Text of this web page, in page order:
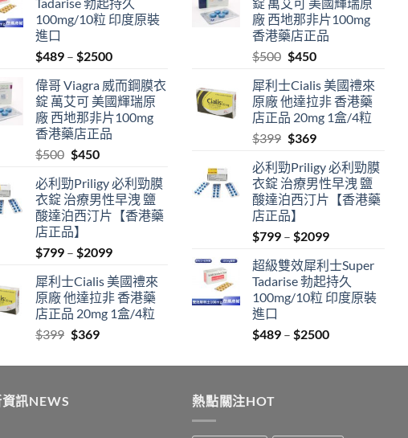
100mg/10粒 印度原裝
進口
$489 – $2500Price
$489
through
$2500
偉哥 Viagra 威而鋼膜衣
錠 萬艾可 美國輝瑞原
廠 西地那非片100mg
香港藥店正品
$500 Original
was:
$500.
$450Current
is:
$450.
必利勁Priligy 必利勁膜
衣錠 治療男性早洩 鹽
酸達泊西汀片【香港藥
店正品】
$799 – $2099Price
$799
through
$2099
犀利士Cialis 美國禮來
原廠 他達拉非 香港藥
店正品 20mg 1盒/4粒
$399 Original
was:
$369Current
is:
廠 西地那非片100mg
香港藥店正品
$500 Original
was:
$500.
$450Current
is:
$450.
犀利士Cialis 美國禮來
原廠 他達拉非 香港藥
店正品 20mg 1盒/4粒
$399 Original
was:
$399.
$369Current
is:
$369.
必利勁Priligy 必利勁膜
衣錠 治療男性早洩 鹽
酸達泊西汀片【香港藥
店正品】
$799 – $2099Price
$799
through
$2099
超級雙效犀利士Super
Tadarise 勃起持久
100mg/10粒 印度原裝
進口
$489 – $2500Price
$489
訊NEWS 熱點關注HOT